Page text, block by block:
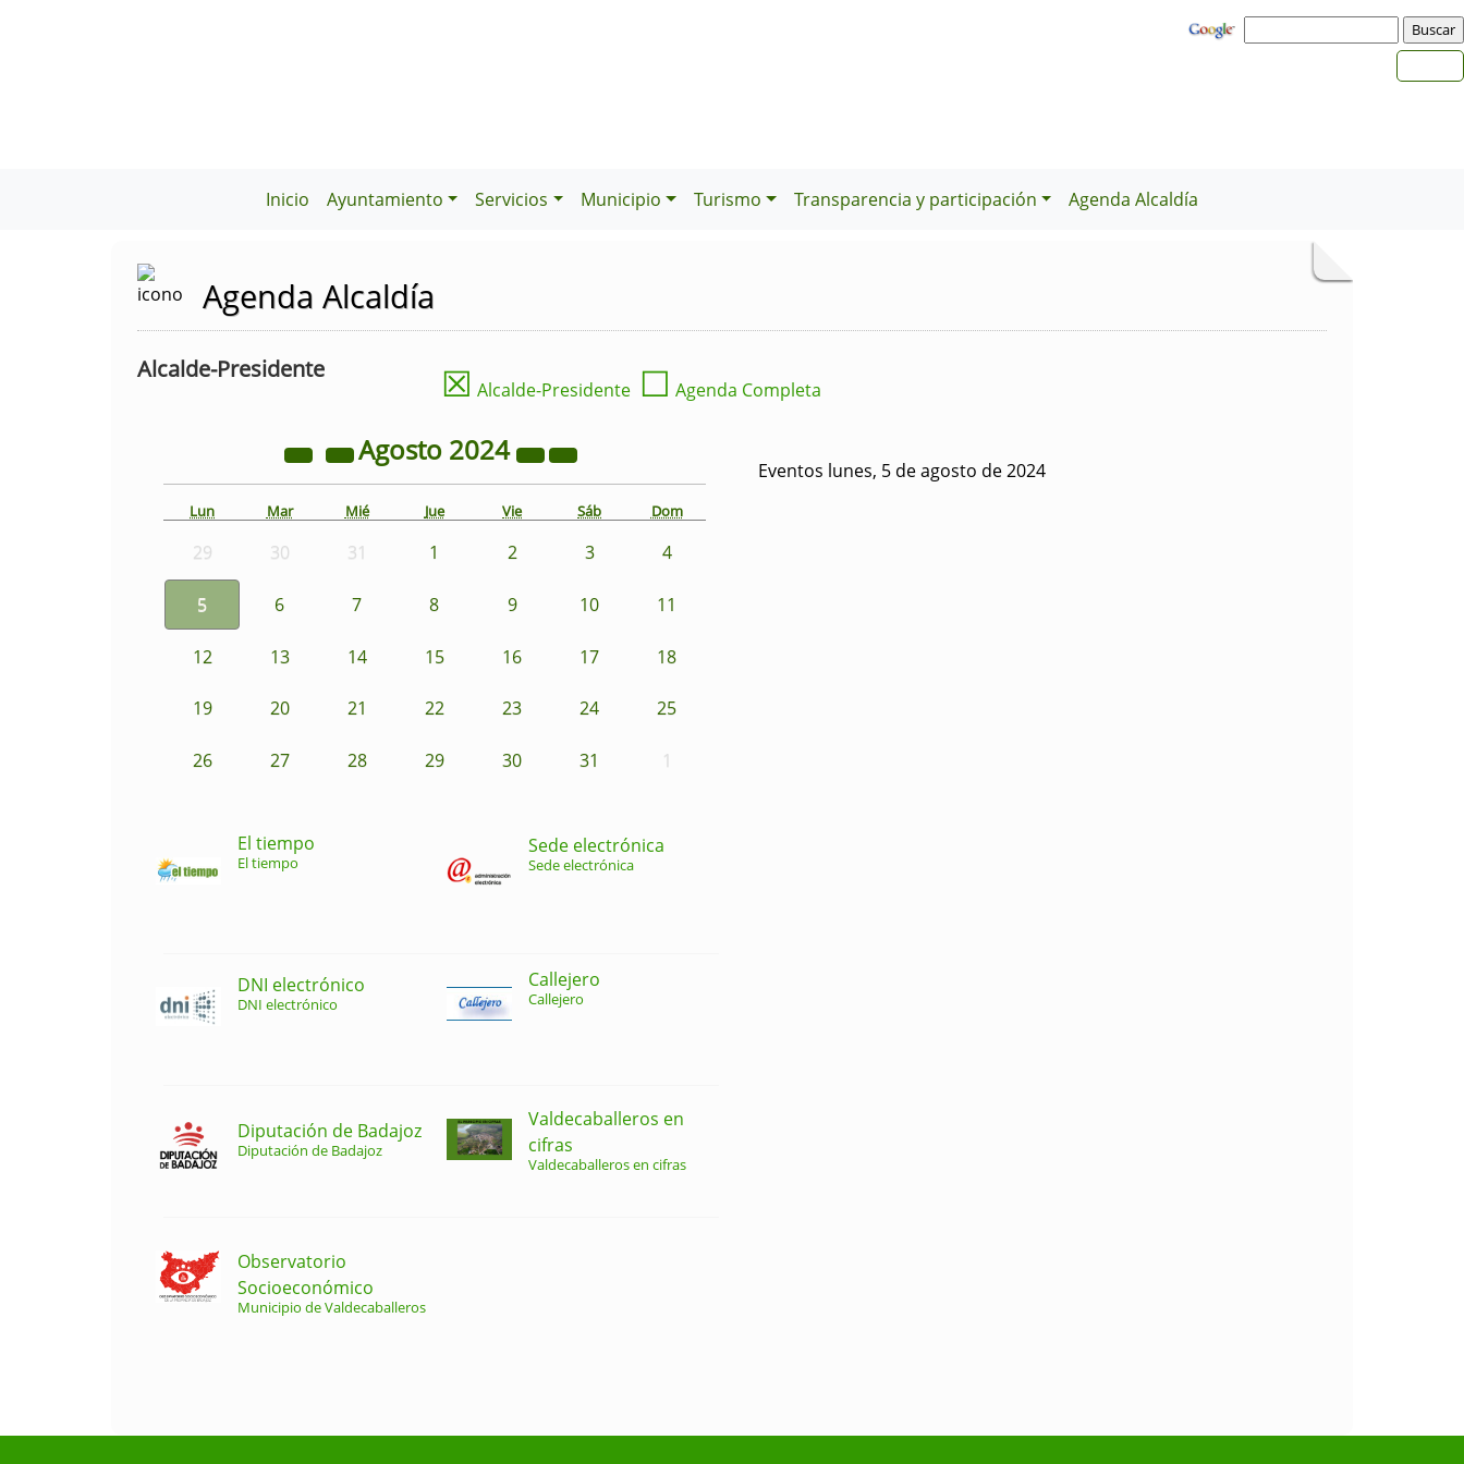
Inicio Ayuntamiento Servicios Municipio Turismo Transparencia y participación Agenda Alcaldía
Agenda Alcaldía
Alcalde-Presidente ☒ Alcalde-Presidente ☐ Agenda Completa
Agosto 2024
Lun Mar Mié Jue Vie Sáb Dom
29 30 31 1 2 3 4
5 6 7 8 9 10 11
12 13 14 15 16 17 18
19 20 21 22 23 24 25
26 27 28 29 30 31 1
Eventos lunes, 5 de agosto de 2024
El tiempo
El tiempo
Sede electrónica
Sede electrónica
DNI electrónico
DNI electrónico
Callejero
Callejero
Diputación de Badajoz
Diputación de Badajoz
Valdecaballeros en
cifras
Valdecaballeros en cifras
Observatorio
Socioeconómico
Municipio de Valdecaballeros